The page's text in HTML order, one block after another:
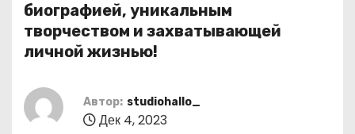
биографией, уникальным
творчеством и захватывающей
личной жизнью!
Автор: studiohallo_
Дек 4, 2023